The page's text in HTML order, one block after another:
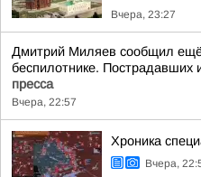
Вчера, 23:27
Дмитрий Миляев сообщил
беспилотнике. Пострадавших
пресса
Вчера, 22:57
Хроника
Вчера,